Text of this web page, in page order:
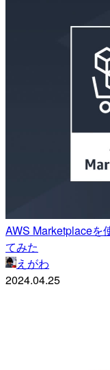
AWS Marketplaceを
てみた
えがわ
2024.04.25